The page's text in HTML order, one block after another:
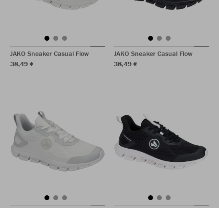
JAKO Sneaker Casual Flow
38,49 €
JAKO Sneaker Casual Flow
38,49 €